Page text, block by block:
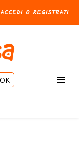
ACCEDI O REGISTRATI